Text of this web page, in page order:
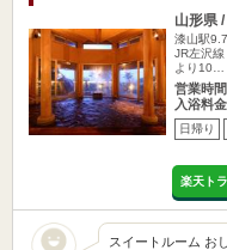
山形県
漆山駅
JR左沢
より10…
営業時
入浴料
日帰り
楽天ト
スイートルーム お